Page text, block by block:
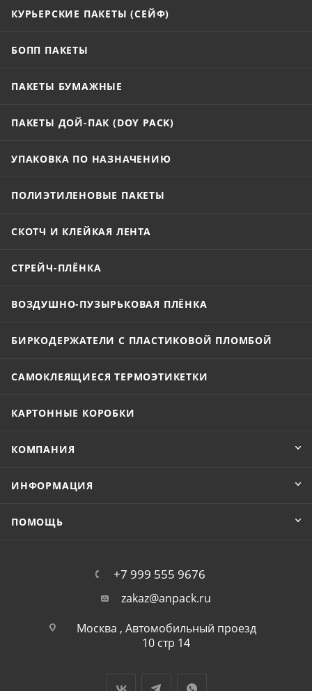
КУРЬЕРСКИЕ ПАКЕТЫ (СЕЙФ)
БОПП ПАКЕТЫ
ПАКЕТЫ БУМАЖНЫЕ
ПАКЕТЫ ДОЙ-ПАК (DOY PACK)
УПАКОВКА ПО НАЗНАЧЕНИЮ
ПОЛИЭТИЛЕНОВЫЕ ПАКЕТЫ
СКОТЧ И КЛЕЙКАЯ ЛЕНТА
СТРЕЙЧ-ПЛЁНКА
ВОЗДУШНО-ПУЗЫРЬКОВАЯ ПЛЁНКА
БИРКОДЕРЖАТЕЛИ С ПЛАСТИКОВОЙ ПЛОМБОЙ
САМОКЛЕЯЩИЕСЯ ТЕРМОЭТИКЕТКИ
КАРТОННЫЕ КОРОБКИ
КОМПАНИЯ
ИНФОРМАЦИЯ
ПОМОЩЬ
+7 999 555 9676
zakaz@anpack.ru
Москва , Автомобильный проезд
10 стр 14